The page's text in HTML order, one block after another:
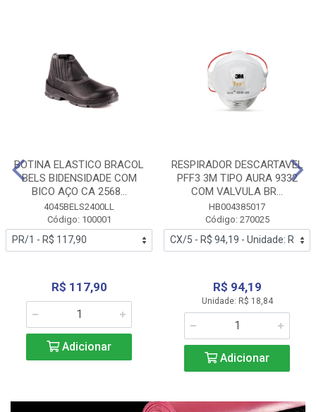
BOTINA ELASTICO BRACOL
BELS BIDENSIDADE COM
BICO AÇO CA 2568...
4045BELS2400LL
Código: 100001
R$ 117,90
Adicionar
RESPIRADOR DESCARTAVEL
PFF3 3M TIPO AURA 9332
COM VALVULA BR...
HB004385017
Código: 270025
R$ 94,19
Unidade: R$ 18,84
Adicionar